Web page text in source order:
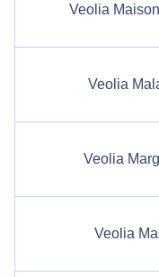
Veolia
Veolia
Veolia
Veolia